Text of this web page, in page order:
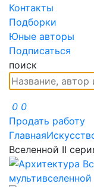
Контакты
Подборки
Юные авторы
Подписаться
поиск
0 0
Продать работу
Главная
Вселенной II